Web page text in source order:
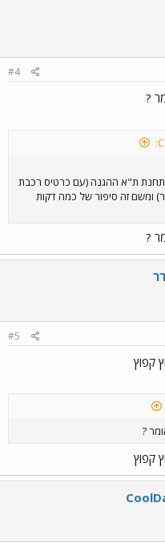
#4
?
ת"א ההגנה (עם כרטיס רכבת
זה סיפור של כמה דקות
?
#5
קפוץ
?
קפוץ